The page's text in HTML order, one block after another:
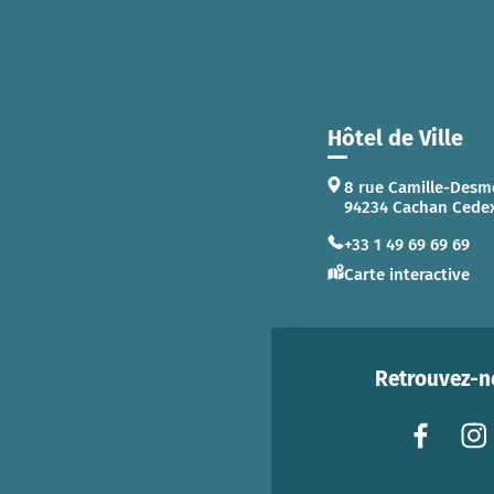
Hôtel de Ville
8 rue Camille-
94234 Cachan
+33 1 49 69 69 69
Carte interactive
Retrouvez-